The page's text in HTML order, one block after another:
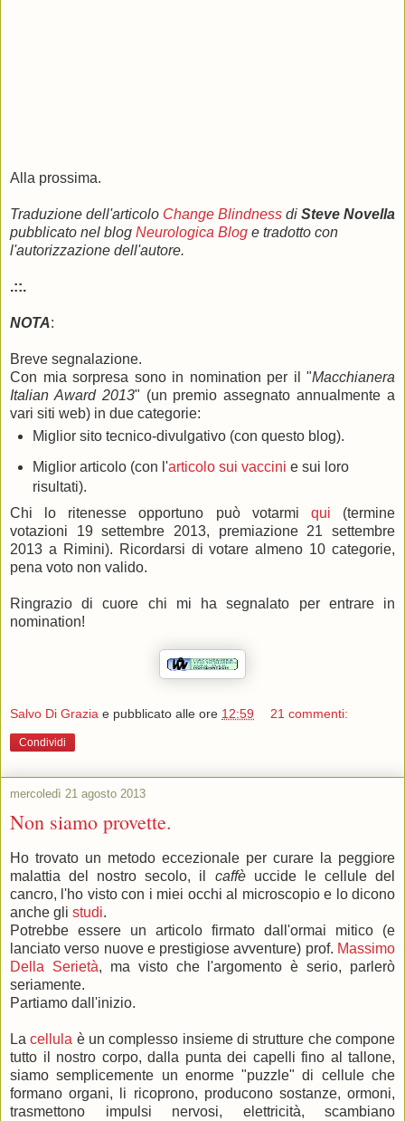
Alla prossima.
Traduzione dell'articolo Change Blindness di Steve Novella
pubblicato nel blog Neurologica Blog e tradotto con
l'autorizzazione dell'autore.
.::.
NOTA:
Breve segnalazione.
Con mia sorpresa sono in nomination per il "Macchianera
Italian Award 2013" (un premio assegnato annualmente a
vari siti web) in due categorie:
Miglior sito tecnico-divulgativo (con questo blog).
Miglior articolo (con l'articolo sui vaccini e sui loro
risultati).
Chi lo ritenesse opportuno può votarmi qui (termine
votazioni 19 settembre 2013, premiazione 21 settembre
2013 a Rimini). Ricordarsi di votare almeno 10 categorie,
pena voto non valido.
Ringrazio di cuore chi mi ha segnalato per entrare in
nomination!
Salvo Di Grazia e pubblicato alle ore 12:59 21 commenti:
Condividi
mercoledì 21 agosto 2013
Non siamo provette.
Ho trovato un metodo eccezionale per curare la peggiore
malattia del nostro secolo, il caffè uccide le cellule del
cancro, l'ho visto con i miei occhi al microscopio e lo dicono
anche gli studi.
Potrebbe essere un articolo firmato dall'ormai mitico (e
lanciato verso nuove e prestigiose avventure) prof. Massimo
Della Serietà, ma visto che l'argomento è serio, parlerò
seriamente.
Partiamo dall'inizio.
Lacellula è un complesso insieme di strutture che compone
tutto il nostro corpo, dalla punta dei capelli fino al tallone,
siamo semplicemente un enorme "puzzle" di cellule che
formano organi, li ricoprono, producono sostanze, ormoni,
trasmettono impulsi nervosi, elettricità, scambiano